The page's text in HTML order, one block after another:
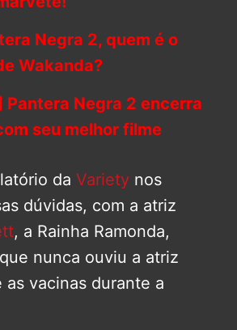
Negra 2, quem é o
Wakanda?
Pantera Negra 2 encerra
seu melhor filme
da Variety nos
dúvidas, com a atriz
, a Rainha Ramonda,
nunca ouviu a atriz
as vacinas durante a